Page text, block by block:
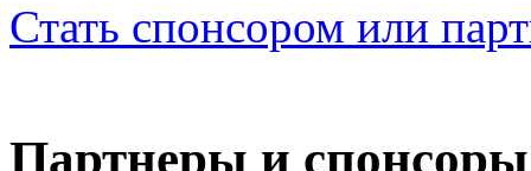
Стать спонсором или
Партнеры и спонсоры